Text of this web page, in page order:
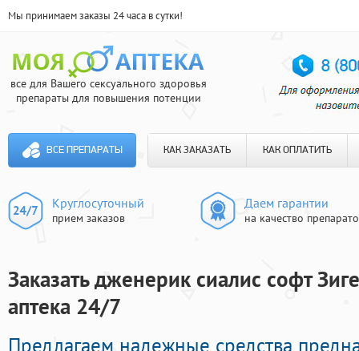
Мы принимаем заказы 24 часа в сутки!
все для Вашего сексуального здоровья
препараты для повышения потенции
ВСЕ ПРЕПАРАТЫ КАК ЗАКАЗАТЬ КАК ОПЛАТИТЬ
Круглосуточный
прием заказов
Даем гарантии
на качество
Заказать дженерик сиалис софт
аптека 24/7
Предлагаем надежные средства